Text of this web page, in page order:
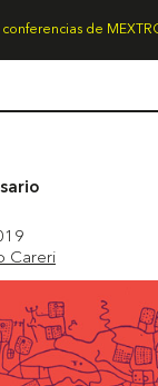
conferencias de
Careri